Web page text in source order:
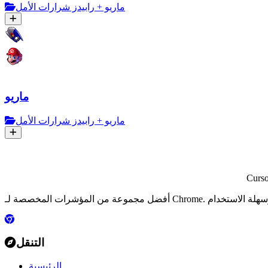
ماريو + رابيدز شرارات الأمل
ماريو
ماريو + رابيدز شرارات الأمل
التنقل